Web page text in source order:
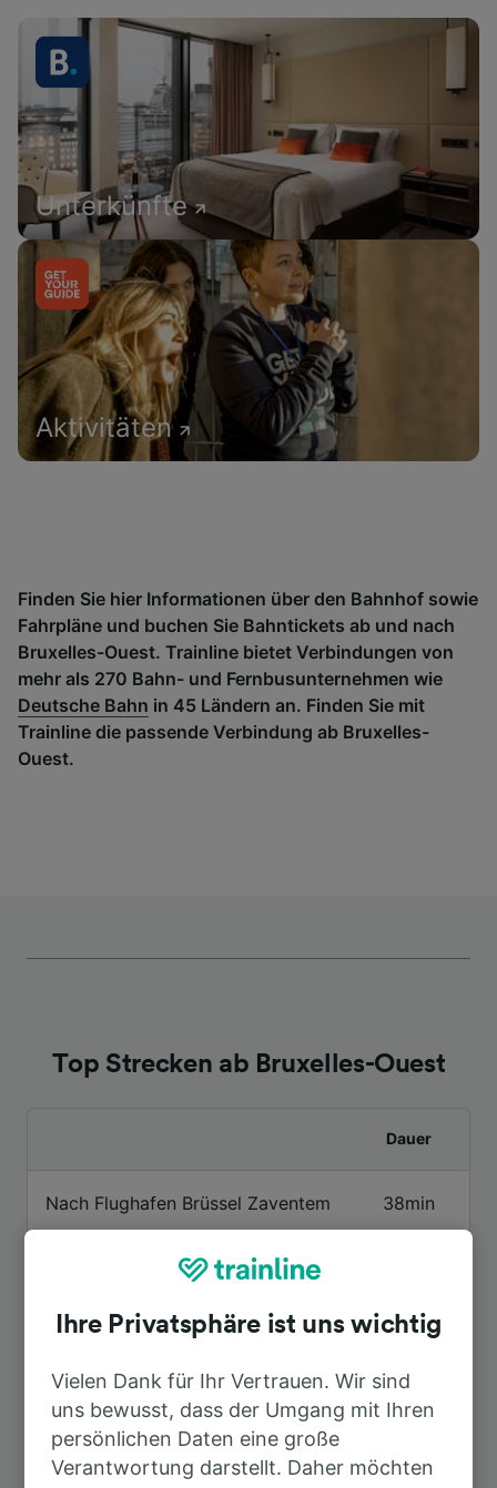
Unterkünfte
Aktivitäten
Finden Sie hier Informationen über den Bahnhof sowie
Fahrpläne und buchen Sie Bahntickets ab und nach
Bruxelles-Ouest. Trainline bietet Verbindungen von
mehr als 270 Bahn- und Fernbusunternehmen wie
Deutsche Bahn in 45 Ländern an. Finden Sie mit
Trainline die passende Verbindung ab Bruxelles-
Ouest.
Top Strecken ab Bruxelles-Ouest
Dauer
Nach Flughafen Brüssel Zaventem 38min
Nach Aix-en-Provence TGV
Nach Paris Gare du Nord 2h 12min
Nach Aachen Hbf 1h 40min
Nach Amsterdam-Centraal 2h 27min
Ihre Privatsphäre ist uns wichtig
Vielen Dank für Ihr Vertrauen. Wir sind
uns bewusst, dass der Umgang mit Ihren
persönlichen Daten eine große
Verantwortung darstellt. Daher möchten